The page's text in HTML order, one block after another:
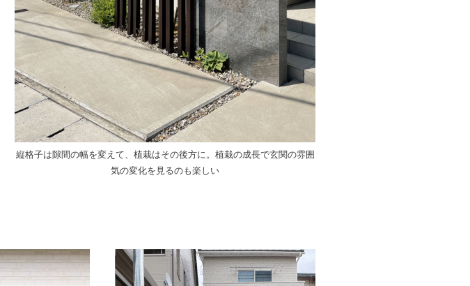
縦格子は隙間の幅を変えて、植栽はその後方に。植栽の成長で玄関の雰囲
気の変化を見るのも楽しい